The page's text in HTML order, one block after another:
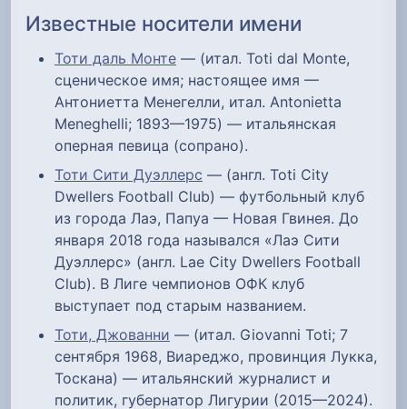
Известные носители имени
Тоти даль Монте — (итал. Toti dal Monte,
сценическое имя; настоящее имя —
Антониетта Менегелли, итал. Antonietta
Meneghelli; 1893—1975) — итальянская
оперная певица (сопрано).
Тоти Сити Дуэллерс — (англ. Toti City
Dwellers Football Club) — футбольный клуб
из города Лаэ, Папуа — Новая Гвинея. До
января 2018 года назывался «Лаэ Сити
Дуэллерс» (англ. Lae City Dwellers Football
Club). В Лиге чемпионов ОФК клуб
выступает под старым названием.
Тоти, Джованни — (итал. Giovanni Toti; 7
сентября 1968, Виареджо, провинция Лукка,
Тоскана) — итальянский журналист и
политик, губернатор Лигурии (2015—2024).